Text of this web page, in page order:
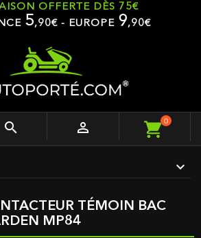
OFFERTE DÈS 75€
5,90€ - EUROPE 9,90€
  0
TÉMOIN BAC
MP84